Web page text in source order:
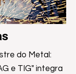
do Metal:
e TIG" integra